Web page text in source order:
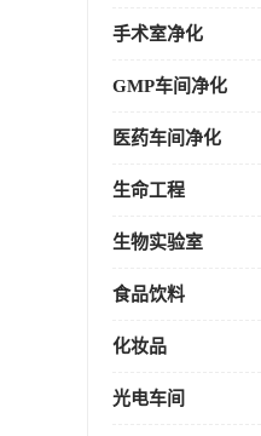
手术室净化
GMP车间净化
医药车间净化
生命工程
生物实验室
食品饮料
化妆品
光电车间